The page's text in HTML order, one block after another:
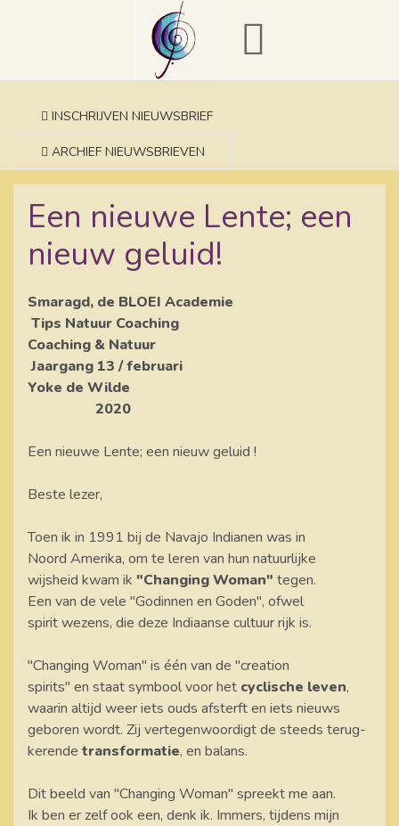
INSCHRIJVEN NIEUWSBRIEF
ARCHIEF NIEUWSBRIEVEN
Een nieuwe Lente; een
nieuw geluid!
Smaragd, de BLOEI Academie
Tips Natuur Coaching
Coaching & Natuur
Jaargang 13 / februari
Yoke de Wilde
2020
Een nieuwe Lente; een nieuw geluid !
Beste lezer,
Toen ik in 1991 bij de Navajo Indianen was in
Noord Amerika, om te leren van hun natuurlijke
wijsheid kwam ik "Changing Woman" tegen.
Een van de vele "Godinnen en Goden", ofwel
spirit wezens, die deze Indiaanse cultuur rijk is.
"Changing Woman" is één van de "creation
spirits" en staat symbool voor het cyclische leven,
waarin altijd weer iets ouds afsterft en iets nieuws
geboren wordt. Zij vertegenwoordigt de steeds terug-
kerende transformatie, en balans.
Dit beeld van "Changing Woman" spreekt me aan.
Ik ben er zelf ook een, denk ik. Immers, tijdens mijn